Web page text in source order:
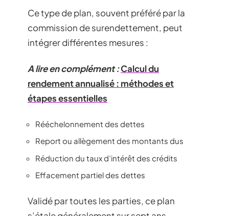
Ce type de plan, souvent préféré par la
commission de surendettement, peut
intégrer différentes mesures :
A lire en complément :Calcul du
rendement annualisé : méthodes et
étapes essentielles
Rééchelonnement des dettes
Report ou allègement des montants dus
Réduction du taux d’intérêt des crédits
Effacement partiel des dettes
Validé par toutes les parties, ce plan